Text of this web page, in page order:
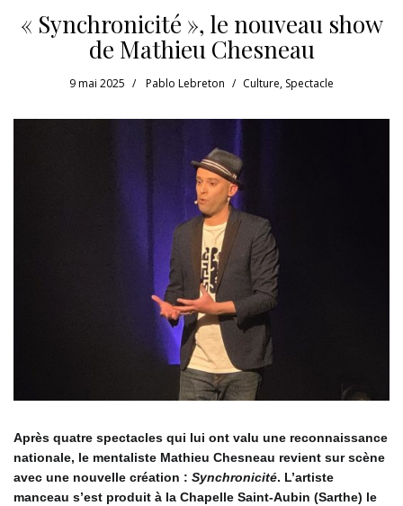
« Synchronicité », le nouveau show
de Mathieu Chesneau
9 mai 2025 Pablo Lebreton Culture, Spectacle
Après quatre spectacles qui lui ont valu une reconnaissance
nationale, le mentaliste Mathieu Chesneau revient sur scène
avec une nouvelle création : Synchronicité. L’artiste
manceau s’est produit à la Chapelle Saint-Aubin (Sarthe) le